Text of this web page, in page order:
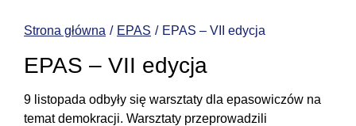
Strona główna EPAS EPAS – VII edycja
EPAS – VII edycja
9 listopada odbyły się warsztaty dla epasowiczów na
temat demokracji. Warsztaty przeprowadzili